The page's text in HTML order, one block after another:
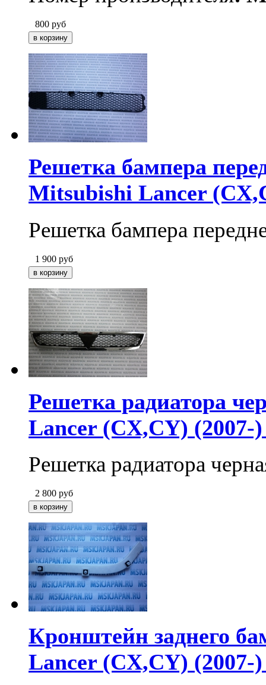
800 руб
Решетка бампера
Mitsubishi Lancer
Решетка бампера
1 900 руб
Решетка радиатора
Lancer (CX,CY) (2007-)
Решетка радиатора
2 800 руб
Кронштейн заднего
Lancer (CX,CY) (2007-)